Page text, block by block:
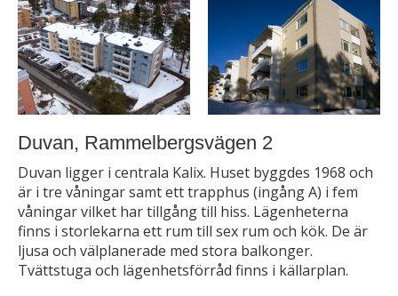
Duvan, Rammelbergsvägen 2
Duvan ligger i centrala Kalix. Huset byggdes 1968 och
är i tre våningar samt ett trapphus (ingång A) i fem
våningar vilket har tillgång till hiss. Lägenheterna
finns i storlekarna ett rum till sex rum och kök. De är
ljusa och välplanerade med stora balkonger.
Tvättstuga och lägenhetsförråd finns i källarplan.